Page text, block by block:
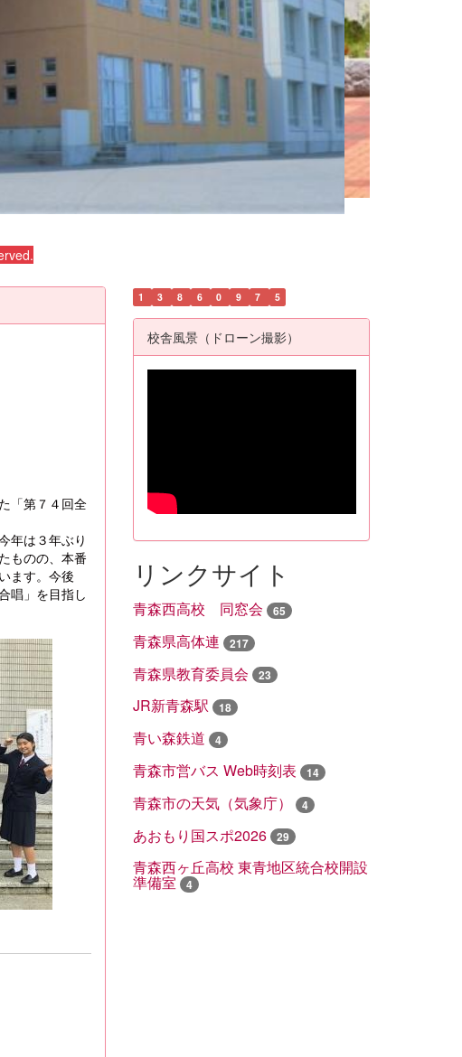
「第７４回全
年は３年ぶり
ものの、本番
ます。今後
唱」を目指し
1 3 8 6 0 9 7 5
校舎風景（ドローン撮影）
リンクサイト
青森西高校 同窓会 65
青森県高体連 217
青森県教育委員会 23
JR新青森駅 18
青い森鉄道 4
青森市営バス Web時刻表 14
青森市の天気（気象庁） 4
あおもり国スポ2026 29
青森西ヶ丘高校 東青地区統合校開設
準備室 4